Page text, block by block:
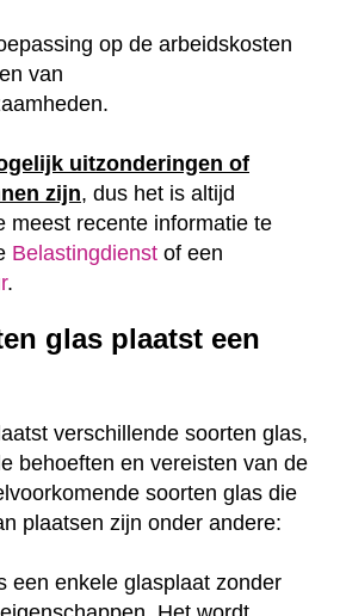
op de arbeidskosten
van
uitzonderingen of
zijn, dus het is altijd
meest recente informatie te
Belastingdienst of een
.
glas plaatst een
verschillende soorten glas,
behoeften en vereisten van de
soorten glas die
plaatsen zijn onder andere:
een enkele glasplaat zonder